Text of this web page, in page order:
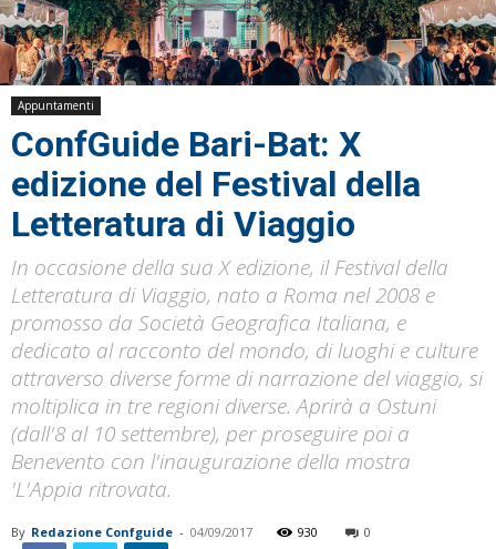
Appuntamenti
ConfGuide Bari-Bat: X
edizione del Festival della
Letteratura di Viaggio
In occasione della sua X edizione, il Festival della
Letteratura di Viaggio, nato a Roma nel 2008 e
promosso da Società Geografica Italiana, e
dedicato al racconto del mondo, di luoghi e culture
attraverso diverse forme di narrazione del viaggio, si
moltiplica in tre regioni diverse. Aprirà a Ostuni
(dall'8 al 10 settembre), per proseguire poi a
Benevento con l'inaugurazione della mostra
'L'Appia ritrovata.
By Redazione Confguide - 04/09/2017 930 0